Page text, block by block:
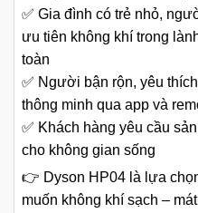
✅ Gia đình có trẻ nhỏ,
ưu tiên không khí trong
toàn
✅ Người bận rộn, yêu
thông minh qua app và
✅ Khách hàng yêu cầu
cho không gian sống
👉 Dyson HP04 là lựa
muốn không khí sạch –